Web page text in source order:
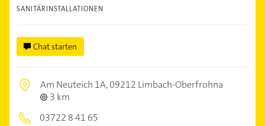
SANITÄRINSTALLATIONEN
Chat starten
Am Neuteich 1A,09212 Limbach-Oberfrohna
3 km
03722 8 41 65